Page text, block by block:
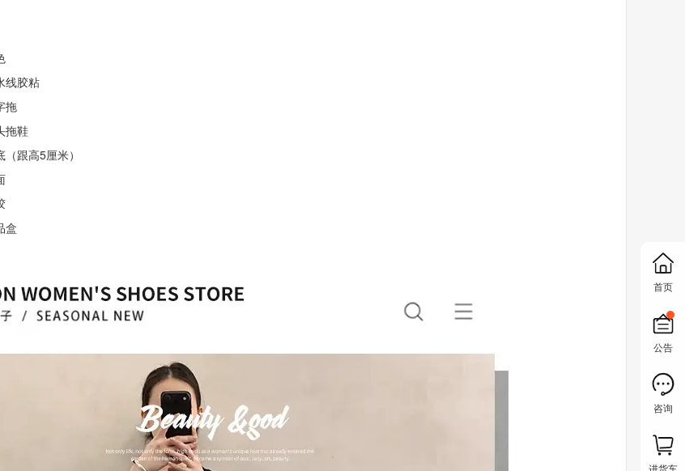
线胶粘
拖
拖鞋
（跟高5厘米）
盒
首页
公告
咨询
进货车